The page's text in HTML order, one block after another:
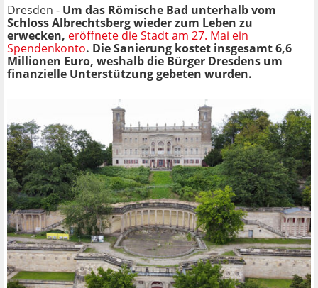
Dresden - Um das Römische Bad unterhalb vom
Schloss Albrechtsberg wieder zum Leben zu
erwecken, eröffnete die Stadt am 27. Mai ein
Spendenkonto. Die Sanierung kostet insgesamt 6,6
Millionen Euro, weshalb die Bürger Dresdens um
finanzielle Unterstützung gebeten wurden.